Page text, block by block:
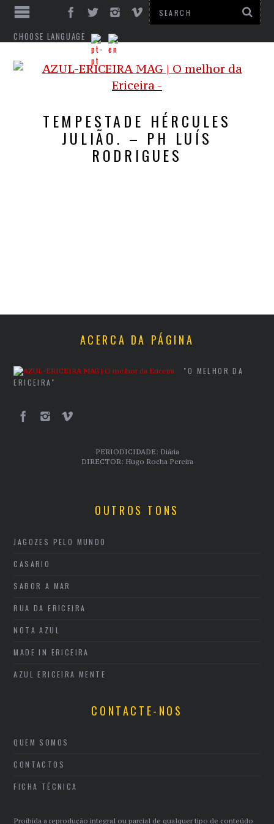
CHOOSE LANGUAGE
TEMPESTADE HÉRCULES
JULIÃO. – PH LUÍS
RODRIGUES
ACERCA DA PÁGINA
"O MELHOR DA
ERICEIRA"
PERIODICIDADE: Diária
DIRECTOR: Hugo Rocha Pereira
OUTROS TONS
JAGOZES PELO MUNDO
CASARIO
SABOR A MAR
RUA DA ERICEIRA
NOTA AZUL
MADE IN ERICEIRA
AZUL ERICEIRA MENTE
CONTACTE-NOS
QUEM SOMOS
CONTACTOS
FICHA TÉCNICA
Proibida a reprodução integral ou parcial de qualquer tipo de conteúdo